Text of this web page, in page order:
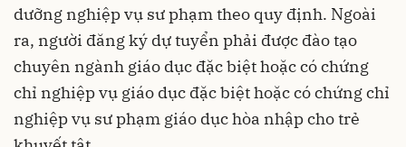
dưỡng nghiệp vụ sư phạm theo quy định. Ngoài
ra, người đăng ký dự tuyển phải được đào tạo
chuyên ngành giáo dục đặc biệt hoặc có chứng
chỉ nghiệp vụ giáo dục đặc biệt hoặc có chứng chỉ
nghiệp vụ sư phạm giáo dục hòa nhập cho trẻ